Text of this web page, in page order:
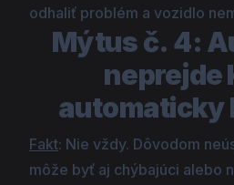
odhaliť problém a vozidlo
Mýtus č. 4:
neprejde
automaticky
Fakt: Nie vždy. Dôvodom
môže byť aj chýbajúci alebo